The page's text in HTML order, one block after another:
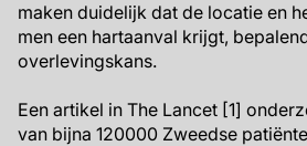
maken duidelijk dat de locatie en
men een hartaanval krijgt,
overlevingskans.
Een artikel in The Lancet [1]
van bijna 120000 Zweedse